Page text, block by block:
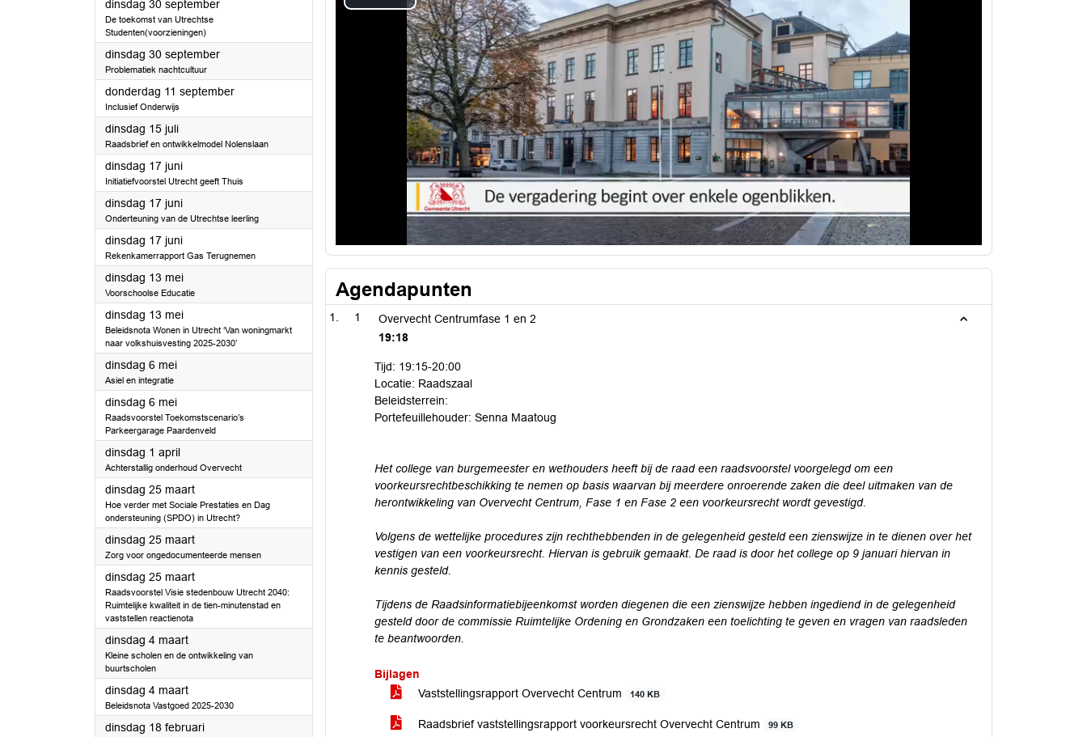
dinsdag 30 september2025
De toekomst van Utrechtse
Studenten(voorzieningen)
dinsdag 30 september2025
Problematiek nachtcultuur
donderdag 11 september2025
Inclusief Onderwijs
dinsdag 15 juli2025
Raadsbrief en ontwikkelmodel Nolenslaan
dinsdag 17 juni2025
Initiatiefvoorstel Utrecht geeft Thuis
dinsdag 17 juni2025
Onderteuning van de Utrechtse leerling
dinsdag 17 juni2025
Rekenkamerrapport Gas Terugnemen
dinsdag 13 mei2025
Voorschoolse Educatie
dinsdag 13 mei2025
Beleidsnota Wonen in Utrecht ‘Van woningmarkt
naar volkshuisvesting 2025-2030’
dinsdag 6 mei2025
Asiel en integratie
dinsdag 6 mei2025
Raadsvoorstel Toekomstscenario’s
Parkeergarage Paardenveld
dinsdag 1 april2025
Achterstallig onderhoud Overvecht
dinsdag 25 maart2025
Hoe verder met Sociale Prestaties en Dag
ondersteuning (SPDO) in Utrecht?
dinsdag 25 maart2025
Zorg voor ongedocumenteerde mensen
dinsdag 25 maart2025
Raadsvoorstel Visie stedenbouw Utrecht 2040:
Ruimtelijke kwaliteit in de tien-minutenstad en
vaststellen reactienota
dinsdag 4 maart2025
Kleine scholen en de ontwikkeling van
buurtscholen
dinsdag 4 maart2025
Beleidsnota Vastgoed 2025-2030
dinsdag 18 februari2025
Play
Video
Agendapunten
1
Overvecht Centrumfase 1 en 2
19:18
Tijd: 19:15-20:00
Locatie: Raadszaal
Beleidsterrein:
Portefeuillehouder: Senna Maatoug
Het college van burgemeester en wethouders heeft bij de raad een raadsvoorstel voorgelegd om een
voorkeursrechtbeschikking te nemen op basis waarvan bij meerdere onroerende zaken die deel uitmaken van de
herontwikkeling van Overvecht Centrum, Fase 1 en Fase 2 een voorkeursrecht wordt gevestigd.
Volgens de wettelijke procedures zijn rechthebbenden in de gelegenheid gesteld een zienswijze in te dienen over het
vestigen van een voorkeursrecht. Hiervan is gebruik gemaakt. De raad is door het college op 9 januari hiervan in
kennis gesteld.
Tijdens de Raadsinformatiebijeenkomst worden diegenen die een zienswijze hebben ingediend in de gelegenheid
gesteld door de commissie Ruimtelijke Ordening en Grondzaken een toelichting te geven en vragen van raadsleden
te beantwoorden.
Bijlagen
Vaststellingsrapport Overvecht Centrum
140 KB
Raadsbrief vaststellingsrapport voorkeursrecht Overvecht Centrum 99 KB